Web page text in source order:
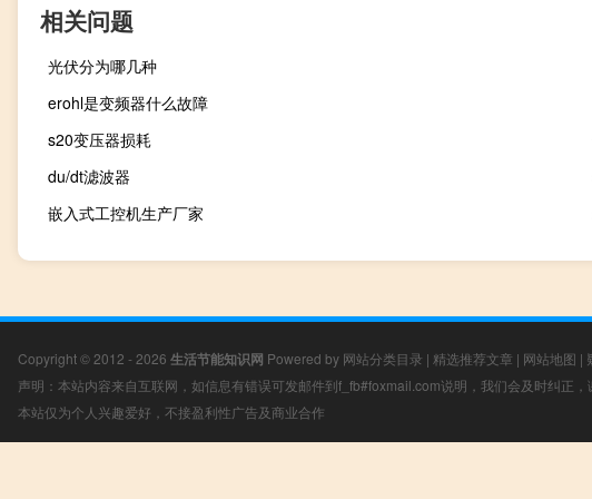
相关问题
光伏分为哪几种
erohl是变频器什么故障
s20变压器损耗
du/dt滤波器
嵌入式工控机生产厂家
Copyright © 2012 - 2026 生活节能知识网 Powered by 网站分类目录 | 精选推荐文章 | 网站地图 |
声明：本站内容来自互联网，如信息有错误可发邮件到f_fb#foxmail.com说明，我们会及时纠正，
本站仅为个人兴趣爱好，不接盈利性广告及商业合作